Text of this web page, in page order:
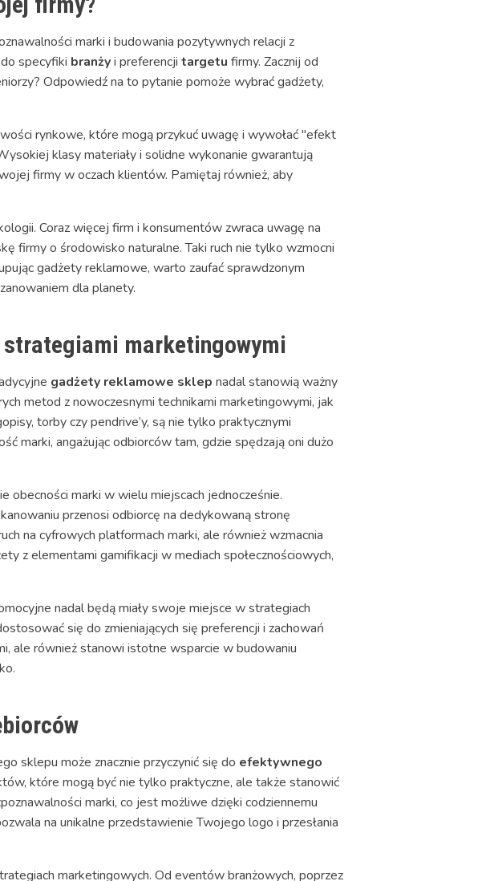
marki i budowania pozytywnych relacji z
specyfiki branżyi preferencji targetu firmy. Zacznij od
Odpowiedź na to pytanie pomoże wybrać gadżety,
rynkowe, które mogą przykuć uwagę i wywołać "efekt
klasy materiały i solidne wykonanie gwarantują
firmy w oczach klientów. Pamiętaj również, aby
Coraz więcej firm i konsumentów zwraca uwagę na
firmy o środowisko naturalne. Taki ruch nie tylko wzmocni
gadżety reklamowe, warto zaufać sprawdzonym
dla planety.
marketingowymi
gadżety reklamowe sklep nadal stanowią ważny
metod z nowoczesnymi technikami marketingowymi, jak
torby czy pendrive’y, są nie tylko praktycznymi
marki, angażując odbiorców tam, gdzie spędzają oni dużo
obecności marki w wielu miejscach jednocześnie.
przenosi odbiorcę na dedykowaną stronę
na cyfrowych platformach marki, ale również wzmacnia
z elementami gamifikacji w mediach społecznościowych,
nadal będą miały swoje miejsce w strategiach
się do zmieniających się preferencji i zachowań
ale również stanowi istotne wsparcie w budowaniu
sklepu może znacznie przyczynić się do efektywnego
które mogą być nie tylko praktyczne, ale także stanowić
marki, co jest możliwe dzięki codziennemu
na unikalne przedstawienie Twojego logo i przesłania
marketingowych. Od eventów branżowych, poprzez